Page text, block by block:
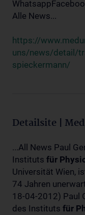
Alle News...
https://
uns/news/detail/
spieckermann/
Detailsite |
...All News Paul
Instituts für
Universität Wien,
74 Jahren
18-04-2012) Paul
des Instituts für